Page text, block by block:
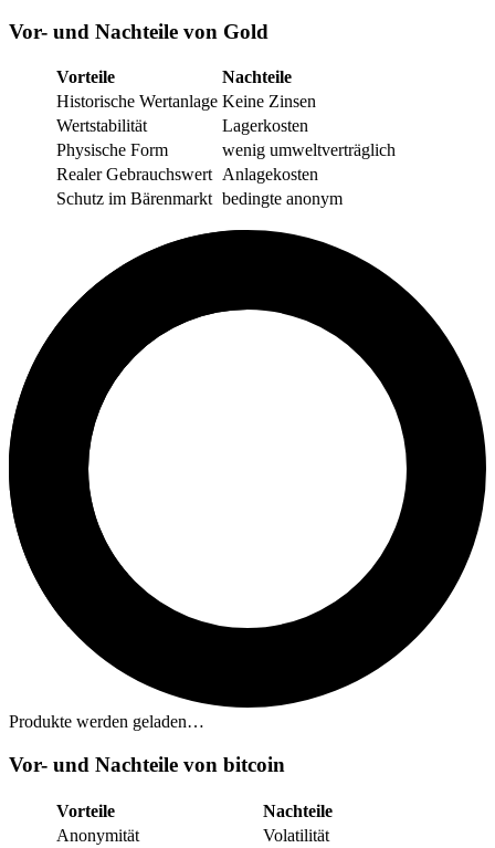
Vor- und Nachteile von Gold
Vorteile
Nachteile
Historische Wertanlage Keine Zinsen
Wertstabilität
Lagerkosten
Physische Form
wenig umweltverträglich
Realer Gebrauchswert Anlagekosten
Schutz im Bärenmarkt bedingte anonym
Produkte werden geladen…
Vor- und Nachteile von bitcoin
Vorteile
Nachteile
Anonymität
Volatilität